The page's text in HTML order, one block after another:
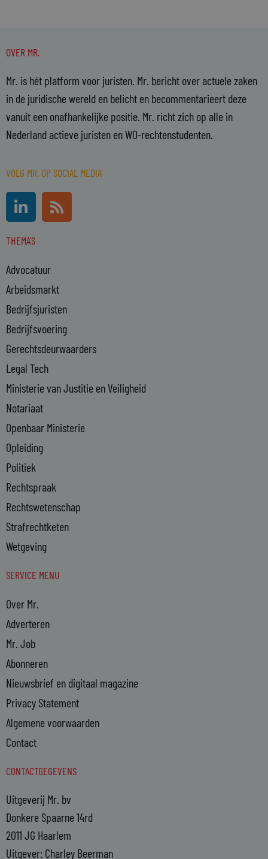
OVER MR.
Mr. is hét platform voor juristen. Mr. bericht over actuele zaken
in de juridische wereld en belicht en becommentarieert deze
vanuit een onafhankelijke positie. Mr. richt zich op alle in
Nederland actieve juristen en WO-rechtenstudenten.
VOLG MR. OP SOCIAL MEDIA
L
i
n
k
d
i
n
-
i
n
R
s
s
THEMA'S
Advocatuur
Arbeidsmarkt
Bedrijfsjuristen
Bedrijfsvoering
Gerechtsdeurwaarders
Legal Tech
Ministerie van Justitie en Veiligheid
Notariaat
Openbaar Ministerie
Opleiding
Politiek
Rechtspraak
Rechtswetenschap
Strafrechtketen
Wetgeving
SERVICE MENU
Over Mr.
Adverteren
Mr. Job
Abonneren
Nieuwsbrief en digitaal magazine
Privacy Statement
Algemene voorwaarden
Contact
CONTACTGEGEVENS
Uitgeverij Mr. bv
Donkere Spaarne 14rd
2011 JG Haarlem
Uitgever: Charley Beerman